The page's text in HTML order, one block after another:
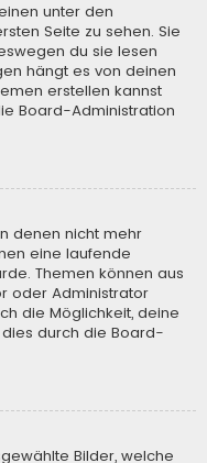
unter den
Seite zu sehen. Sie
du sie lesen
hängt es von deinen
erstellen kannst
Board-Administration
denen nicht mehr
eine laufende
Themen können aus
oder Administrator
die Möglichkeit, deine
durch die Board-
Bilder, welche